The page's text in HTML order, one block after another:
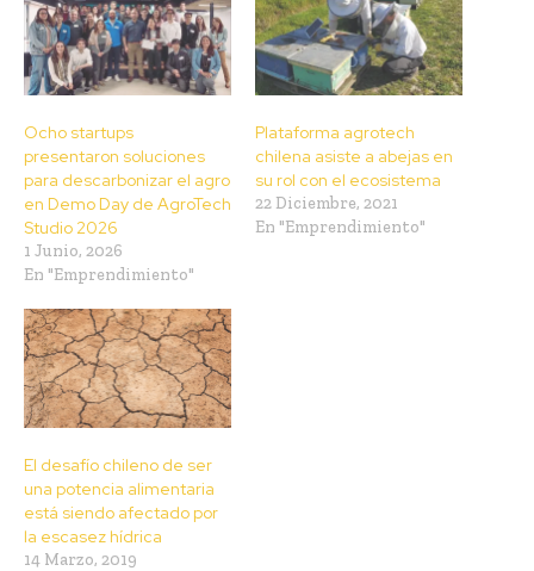
Ocho startups
presentaron soluciones
para descarbonizar el agro
en Demo Day de AgroTech
Studio 2026
1 Junio, 2026
En "Emprendimiento"
Plataforma agrotech
chilena asiste a abejas en
su rol con el ecosistema
22 Diciembre, 2021
En "Emprendimiento"
El desafío chileno de ser
una potencia alimentaria
está siendo afectado por
la escasez hídrica
14 Marzo, 2019